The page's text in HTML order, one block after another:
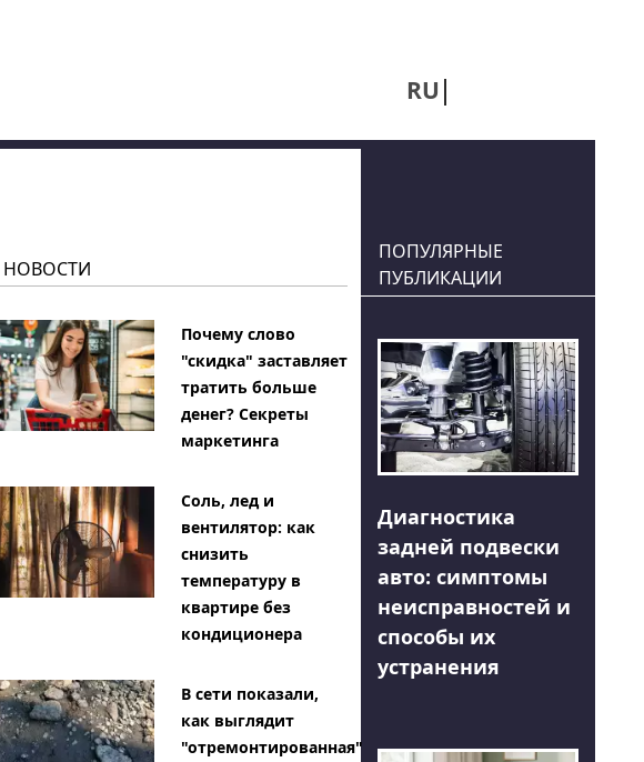
RU
НОВОСТИ
Почему слово
"скидка" заставляет
тратить больше
денег? Секреты
маркетинга
Соль, лед и
вентилятор: как
снизить
температуру в
квартире без
кондиционера
В сети показали,
как выглядит
"отремонтированная"
ПОПУЛЯРНЫЕ
ПУБЛИКАЦИИ
Диагностика
задней подвески
авто: симптомы
неисправностей и
способы их
устранения